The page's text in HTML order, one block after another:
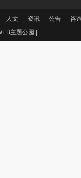
人文 资讯 公告
咨
主题公园